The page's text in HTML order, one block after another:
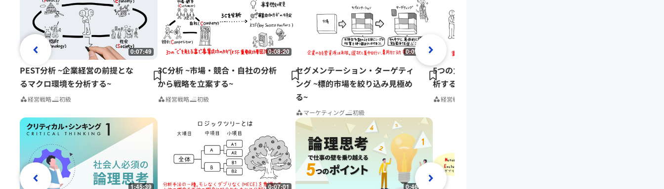
0:07:49
PEST分析 ~企業経営の前提とな
るマクロ環境を分析する~
経営戦略 初級
0:08:20
3C分析 ~市場・競合・自社の分析
から戦略を立案する~
経営戦略 初級
0:09:32
セグメンテーション・ターゲティ
ング ~標的市場を絞り込み見極め
る~
マーケティング 初級
5つの力分析 ~業界の収益性を分
析する~
経営戦略
1:45:39 0:07:01 0:46:06